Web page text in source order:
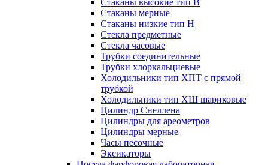
Стаканы высокие тип В
Стаканы мерные
Стаканы низкие тип Н
Стекла предметные
Стекла часовые
Трубки соединительные
Трубки хлоркальциевые
Холодильники тип ХПТ с прямой
трубкой
Холодильники тип ХШ шариковые
Цилиндр Снеллена
Цилиндры для ареометров
Цилиндры мерные
Часы песочные
Эксикаторы